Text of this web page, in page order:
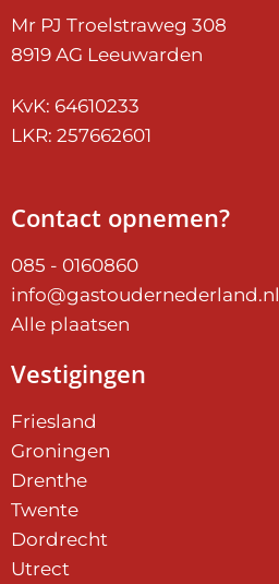
Mr PJ Troelstraweg 308
8919 AG Leeuwarden
KvK: 64610233
LKR: 257662601
Contact opnemen?
085 - 0160860
info@gastoudernederland.nl
Alle plaatsen
Vestigingen
Friesland
Groningen
Drenthe
Twente
Dordrecht
Utrect